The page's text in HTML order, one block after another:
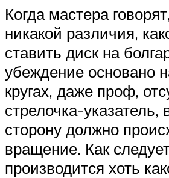
Когда мастера
никакой различия,
ставить диск на
убеждение основано
кругах, даже проф,
стрелочка-указатель,
сторону должно
вращение. Как
производится хоть